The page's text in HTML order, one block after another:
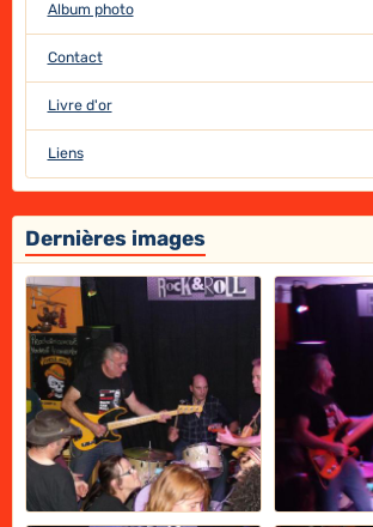
Album photo
Contact
Livre d'or
Liens
Dernières images